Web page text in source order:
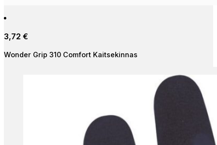
variants.
options
3,72 €
Wonder Grip 310 Comfort Kaitsekinnas